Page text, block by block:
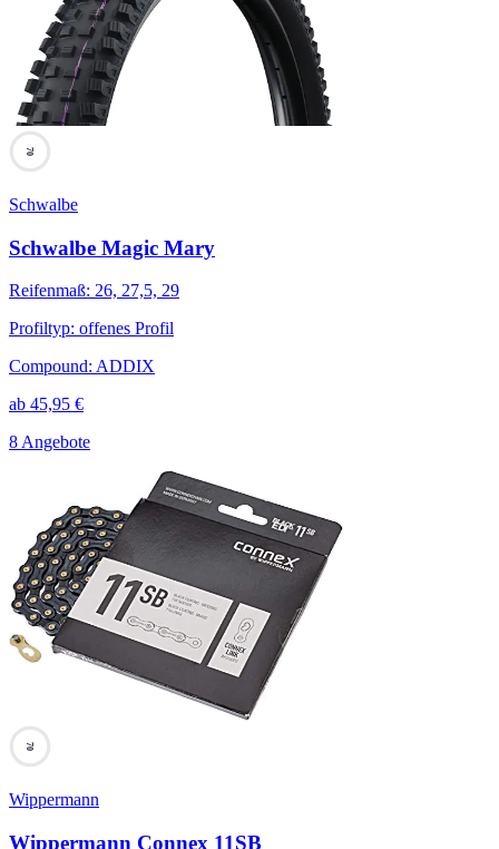
70
Schwalbe
Schwalbe Magic Mary
Reifenmaß: 26, 27,5, 29
Profiltyp: offenes Profil
Compound: ADDIX
ab 45,95 €
8 Angebote
70
Wippermann
Wippermann Connex 11SB